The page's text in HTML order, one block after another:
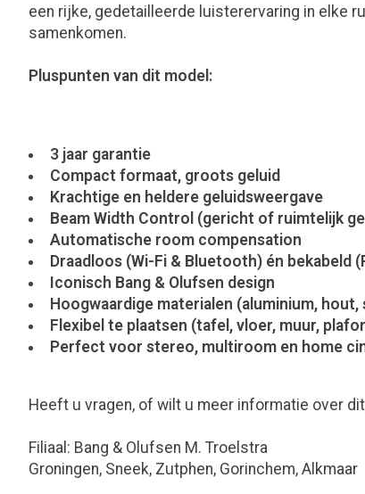
een rijke, gedetailleerde luisterervaring in elke
samenkomen.
Pluspunten van dit model:
3 jaar garantie
Compact formaat, groots geluid
Krachtige en heldere geluidsweergave
Beam Width Control (gericht of ruimtelijk
Automatische room compensation
Draadloos (Wi-Fi & Bluetooth) én bekabeld
Iconisch Bang & Olufsen design
Hoogwaardige materialen (aluminium,
Flexibel te plaatsen (tafel, vloer, muur,
Perfect voor stereo, multiroom en home
Heeft u vragen, of wilt u meer informatie over
Filiaal: Bang & Olufsen M. Troelstra
Groningen, Sneek, Zutphen, Gorinchem, Alkmaar